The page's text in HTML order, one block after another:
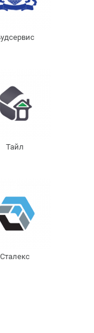
Тайл
Сталекс